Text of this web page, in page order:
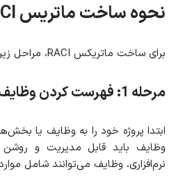
نحوه ساخت ماتریس RACI همراه با مثال
برای ساخت ماتریکس RACI، مراحل زیر را دنبال کنید:
مرحله 1: فهرست کردن وظایف پروژه
ابتدا پروژه خود را به وظایف یا
وظایف باید قابل مدیریت و روشن
نرم‌افزاری، وظایف می‌توانند شامل